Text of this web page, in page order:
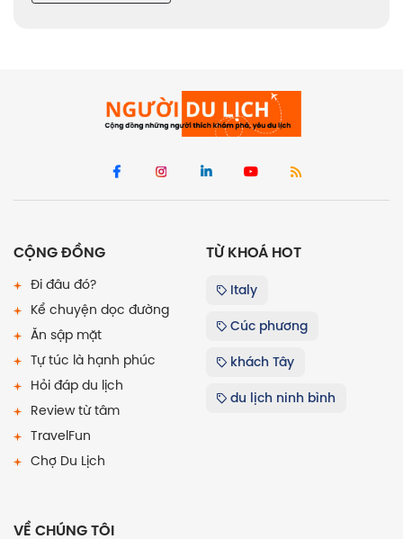
CỘNG ĐỒNG
Đi đâu đó?
Kể chuyện dọc đường
Ăn sập mặt
Tự túc là hạnh phúc
Hỏi đáp du lịch
Review từ tâm
TravelFun
Chợ Du Lịch
TỪ KHOÁ HOT
Italy
Cúc phương
khách Tây
du lịch ninh bình
VỀ CHÚNG TÔI